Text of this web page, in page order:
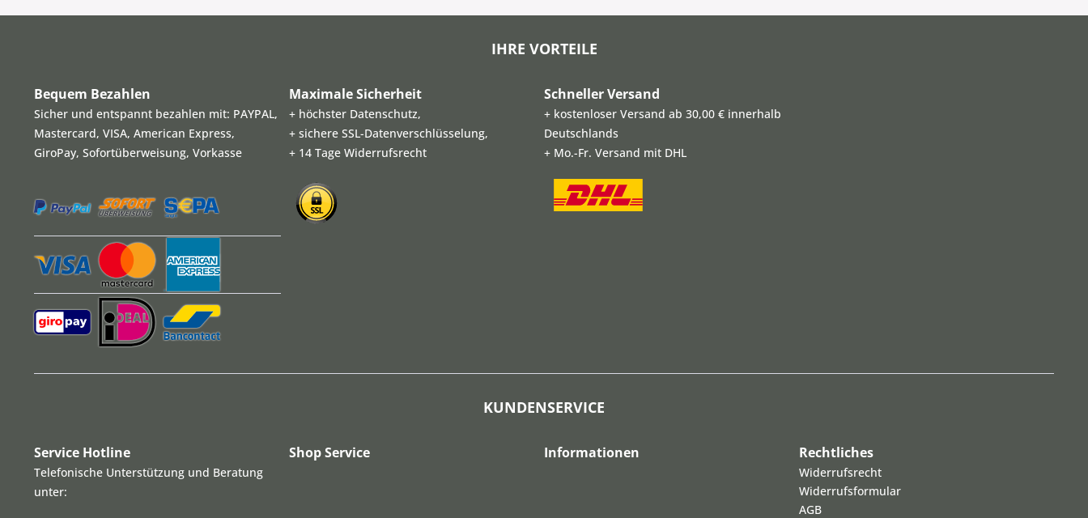
IHRE VORTEILE
Bequem Bezahlen
Sicher und entspannt bezahlen mit: PAYPAL,
Mastercard, VISA, American Express,
GiroPay, Sofortüberweisung, Vorkasse
Maximale Sicherheit
+ höchster Datenschutz,
+ sichere SSL-Datenverschlüsselung,
+ 14 Tage Widerrufsrecht
Schneller Versand
+ kostenloser Versand ab 30,00 € innerhalb
Deutschlands
+ Mo.-Fr. Versand mit DHL
KUNDENSERVICE
Service Hotline
Telefonische Unterstützung und Beratung
unter:
Shop Service Informationen Rechtliches
Widerrufsrecht
Widerrufsformular
AGB